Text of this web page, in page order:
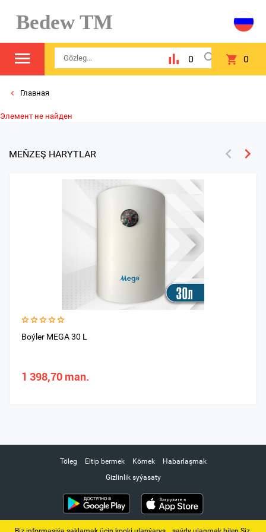
Bedew TM
0 0
Главная
Элемент не найден
MEŇZEŞ HARYTLAR
Boýler MEGA 30 L
1 398,70 man.
Töleg Eltip bermek Kömek
Habarlaşmak
Gizlinlik syýasaty